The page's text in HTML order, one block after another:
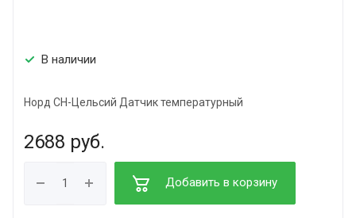
В наличии
Норд СН-Цельсий Датчик температурный
2688 руб.
Добавить в корзину